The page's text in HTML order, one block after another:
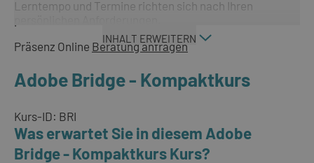
Lerntempo und Termine richten sich nach Ihren
INHALT ERWEITERN
Präsenz Online Beratung anfragen
Adobe Bridge - Kompaktkurs
Kurs-ID: BRI
Was erwartet Sie in diesem Adobe
Bridge - Kompaktkurs Kurs?